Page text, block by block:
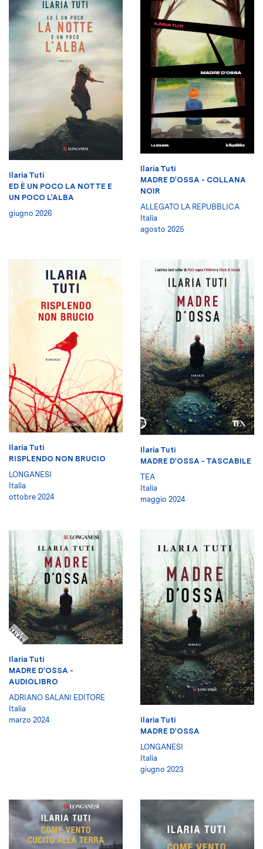
Ilaria Tuti
ED È UN POCO LA NOTTE E
UN POCO L'ALBA
giugno 2026
Ilaria Tuti
MADRE D'OSSA - COLLANA
NOIR
ALLEGATO LA REPUBBLICA
Italia
agosto 2025
Ilaria Tuti
RISPLENDO NON BRUCIO
LONGANESI
Italia
ottobre 2024
Ilaria Tuti
MADRE D'OSSA - TASCABILE
TEA
Italia
maggio 2024
Ilaria Tuti
MADRE D'OSSA -
AUDIOLIBRO
ADRIANO SALANI EDITORE
Italia
marzo 2024
Ilaria Tuti
MADRE D'OSSA
LONGANESI
Italia
giugno 2023